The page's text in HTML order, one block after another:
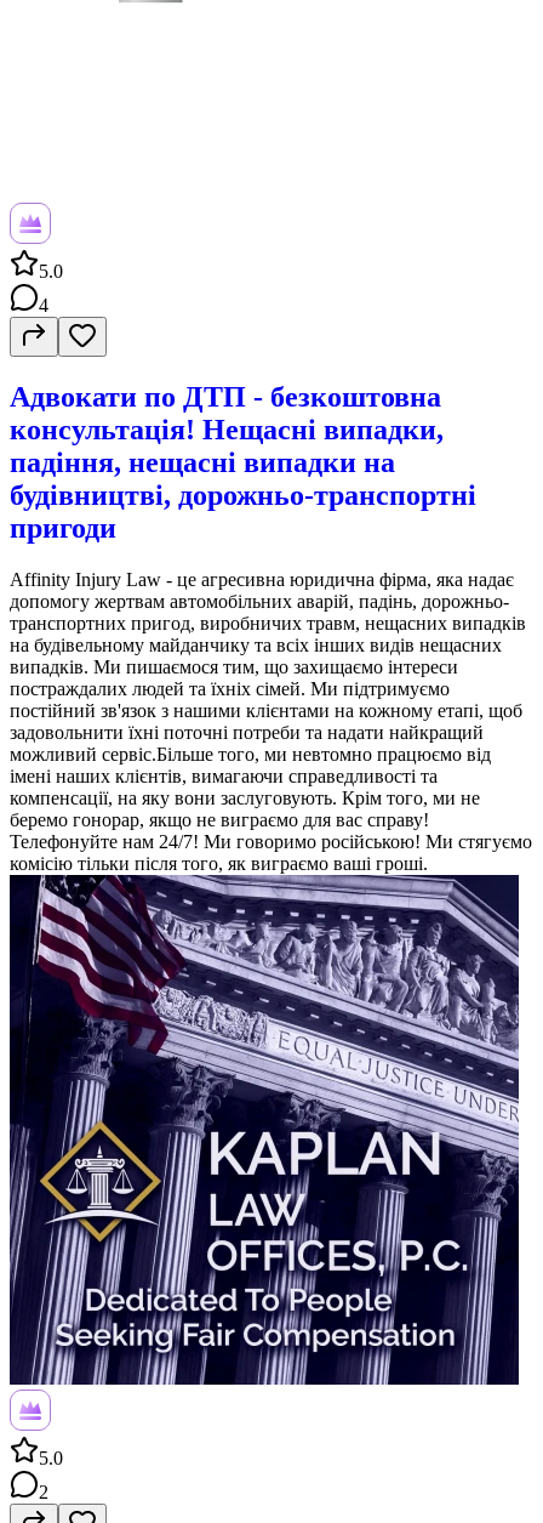
5.0
4
Адвокати по ДТП - безкоштовна
консультація! Нещасні випадки,
падіння, нещасні випадки на
будівництві, дорожньо-транспортні
пригоди
Affinity Injury Law - це агресивна юридична фірма, яка надає
допомогу жертвам автомобільних аварій, падінь, дорожньо-
транспортних пригод, виробничих травм, нещасних випадків
на будівельному майданчику та всіх інших видів нещасних
випадків. Ми пишаємося тим, що захищаємо інтереси
постраждалих людей та їхніх сімей. Ми підтримуємо
постійний зв'язок з нашими клієнтами на кожному етапі, щоб
задовольнити їхні поточні потреби та надати найкращий
можливий сервіс.Більше того, ми невтомно працюємо від
імені наших клієнтів, вимагаючи справедливості та
компенсації, на яку вони заслуговують. Крім того, ми не
беремо гонорар, якщо не виграємо для вас справу!
Телефонуйте нам 24/7! Ми говоримо російською! Ми стягуємо
комісію тільки після того, як виграємо ваші гроші.
5.0
2